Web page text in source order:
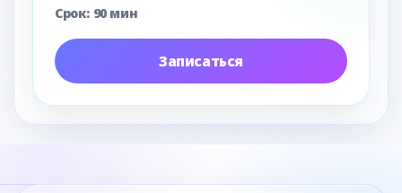
Срок: 90 мин
Записаться